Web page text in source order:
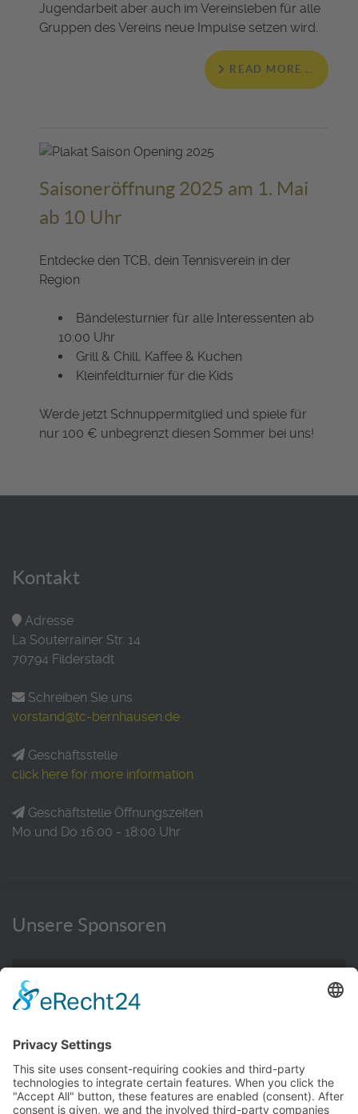
Jugendarbeit aber auch im Vereinsleben für alle
Gruppen des Vereins neue Impulse setzen wird.
READ MORE …
Saisoneröffnung 2025 am 1. Mai
ab 10 Uhr
Entdecke den TCB, dein Tennisverein in der
Region
Bändelesturnier für alle Interessenten ab
10:00 Uhr
Grill & Chill, Kaffee & Kuchen
Kleinfeldturnier für die Kids
Werde jetzt Schnuppermitglied und spiele für
nur 100 € unbegrenzt diesen Sommer bei uns!
Kontakt
Adresse
La Souterrainer Str. 14
70794 Filderstadt
Schreiben Sie uns
vorstand@tc-bernhausen.de
Geschäftsstelle
click here for more information
Geschäftstelle Öffnungszeiten
Mo und Do 16:00 - 18:00 Uhr
Unsere Sponsoren